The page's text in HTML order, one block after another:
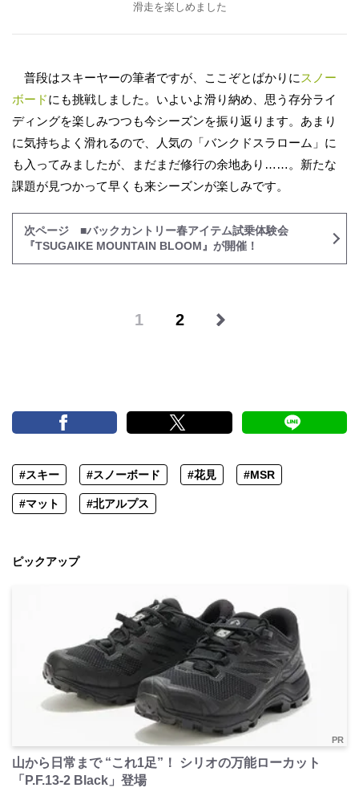
滑走を楽しめました
普段はスキーヤーの筆者ですが、ここぞとばかりに スノー
ボードにも挑戦しました。いよいよ滑り納め、思う存分ライ
ディングを楽しみつつも今シーズンを振り返ります。あまり
に気持ちよく滑れるので、人気の「バンクドスラローム」に
も入ってみましたが、まだまだ修行の余地あり……。新たな
課題が見つかって早くも来シーズンが楽しみです。
次ページ ■バックカントリー春アイテム試乗体験会
『TSUGAIKE MOUNTAIN BLOOM』が開催！
1 2
#スキー #スノーボード #花見 #MSR
#マット #北アルプス
ピックアップ
PR
山から日常まで “これ1足”！ シリオの万能ローカット
「P.F.13-2 Black」登場